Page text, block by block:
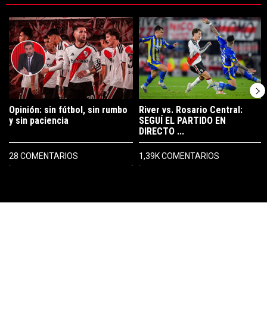
Un artículo de tendencia con el título "Opinión: sin fútbol, sin rumbo
Opinión: sin fútbol, sin rumbo
y sin paciencia
28 COMENTARIOS
Un artículo de tendencia con el
River vs. Rosario Central:
SEGUÍ EL PARTIDO EN
DIRECTO ...
1,39K COMENTARIOS